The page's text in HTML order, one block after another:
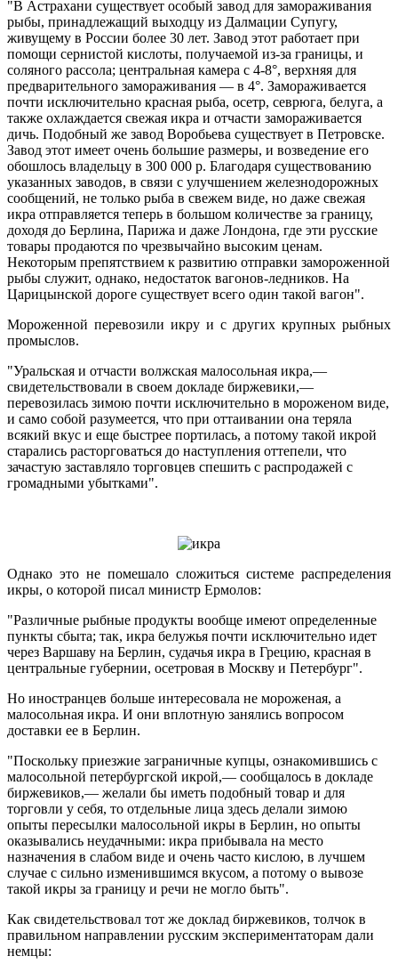
"В Астрахани существует особый завод для замораживания
рыбы, принадлежащий выходцу из Далмации Супугу,
живущему в России более 30 лет. Завод этот работает при
помощи сернистой кислоты, получаемой из-за границы, и
соляного рассола; центральная камера с 4-8°, верхняя для
предварительного замораживания — в 4°. Замораживается
почти исключительно красная рыба, осетр, севрюга, белуга, а
также охлаждается свежая икра и отчасти замораживается
дичь. Подобный же завод Воробьева существует в Петровске.
Завод этот имеет очень большие размеры, и возведение его
обошлось владельцу в 300 000 р. Благодаря существованию
указанных заводов, в связи с улучшением железнодорожных
сообщений, не только рыба в свежем виде, но даже свежая
икра отправляется теперь в большом количестве за границу,
доходя до Берлина, Парижа и даже Лондона, где эти русские
товары продаются по чрезвычайно высоким ценам.
Некоторым препятствием к развитию отправки замороженной
рыбы служит, однако, недостаток вагонов-ледников. На
Царицынской дороге существует всего один такой вагон".
Мороженной перевозили икру и с других крупных рыбных
промыслов.
"Уральская и отчасти волжская малосольная икра,—
свидетельствовали в своем докладе биржевики,—
перевозилась зимою почти исключительно в мороженом виде,
и само собой разумеется, что при оттаивании она теряла
всякий вкус и еще быстрее портилась, а потому такой икрой
старались расторговаться до наступления оттепели, что
зачастую заставляло торговцев спешить с распродажей с
громадными убытками".
Однако это не помешало сложиться системе распределения
икры, о которой писал министр Ермолов:
"Различные рыбные продукты вообще имеют определенные
пункты сбыта; так, икра белужья почти исключительно идет
через Варшаву на Берлин, судачья икра в Грецию, красная в
центральные губернии, осетровая в Москву и Петербург".
Но иностранцев больше интересовала не мороженая, а
малосольная икра. И они вплотную занялись вопросом
доставки ее в Берлин.
"Поскольку приезжие заграничные купцы, ознакомившись с
малосольной петербургской икрой,— сообщалось в докладе
биржевиков,— желали бы иметь подобный товар и для
торговли у себя, то отдельные лица здесь делали зимою
опыты пересылки малосольной икры в Берлин, но опыты
оказывались неудачными: икра прибывала на место
назначения в слабом виде и очень часто кислою, в лучшем
случае с сильно изменившимся вкусом, а потому о вывозе
такой икры за границу и речи не могло быть".
Как свидетельствовал тот же доклад биржевиков, толчок в
правильном направлении русским экспериментаторам дали
немцы: